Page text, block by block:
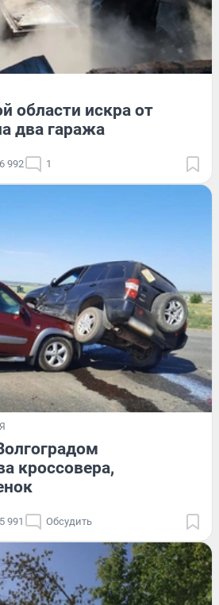
области искра от
два гаража
6 992 1
кроссовера,
5 991 Обсудить